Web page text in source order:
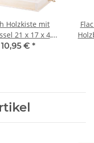
Holzkiste mit
21 x 17 x 4,5
cm, Holzkiste
10,95 € *